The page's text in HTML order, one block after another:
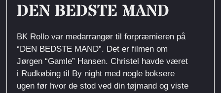
DEN BEDSTE MAND
BK Rollo var medarrangør til forpræmieren på
“DEN BEDSTE MAND”. Det er filmen om
Jørgen “Gamle” Hansen. Christel havde været
i Rudkøbing til By night med nogle boksere
ugen før hvor de stod ved din tøjmand og viste